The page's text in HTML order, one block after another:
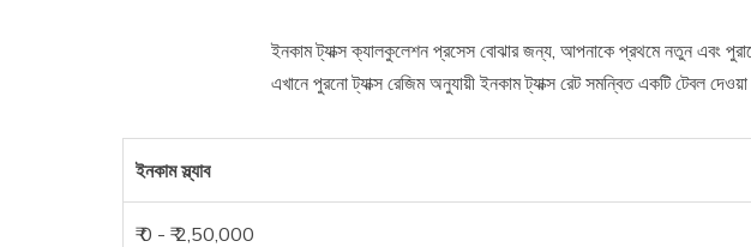
ইনকাম ট্যাক্স ক্যালকুলেশন প্রসেস বোঝার জন্য, আপনাকে প্রথমে নতুন এবং
এখানে পুরনো ট্যাক্স রেজিম অনুযায়ী ইনকাম ট্যাক্স রেট সমন্বিত একটি টেবল
ইনকাম স্ল্যাব
₹ 0 - ₹ 2,50,000